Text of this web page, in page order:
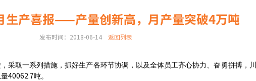
生产喜报——产量创新高，月产量突破4万吨
发布时间：2018-06-14 返回列表
采取一系列措施，抓好生产各环节协调，以及全体员工齐心协力、奋勇拼搏，
40062.7吨。